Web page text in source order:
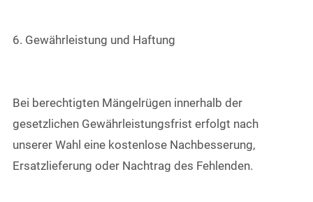
6. Gewährleistung und Haftung
Bei berechtigten Mängelrügen innerhalb der
gesetzlichen Gewährleistungsfrist erfolgt nach
unserer Wahl eine kostenlose Nachbesserung,
Ersatzlieferung oder Nachtrag des Fehlenden.